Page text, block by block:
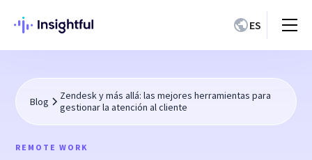
ES
Blog
Zendesk y más allá: las mejores herramientas para
gestionar la atención al cliente
REMOTE WORK